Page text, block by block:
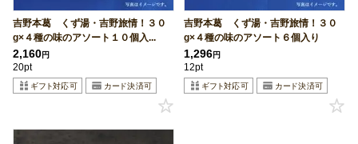
吉野本葛 くず湯・吉野旅情！３０
g×４種の味のアソート１０個入...
2,160円
20pt
吉野本葛 くず湯・吉野旅情！３０
g×４種の味のアソート６個入り
1,296円
12pt